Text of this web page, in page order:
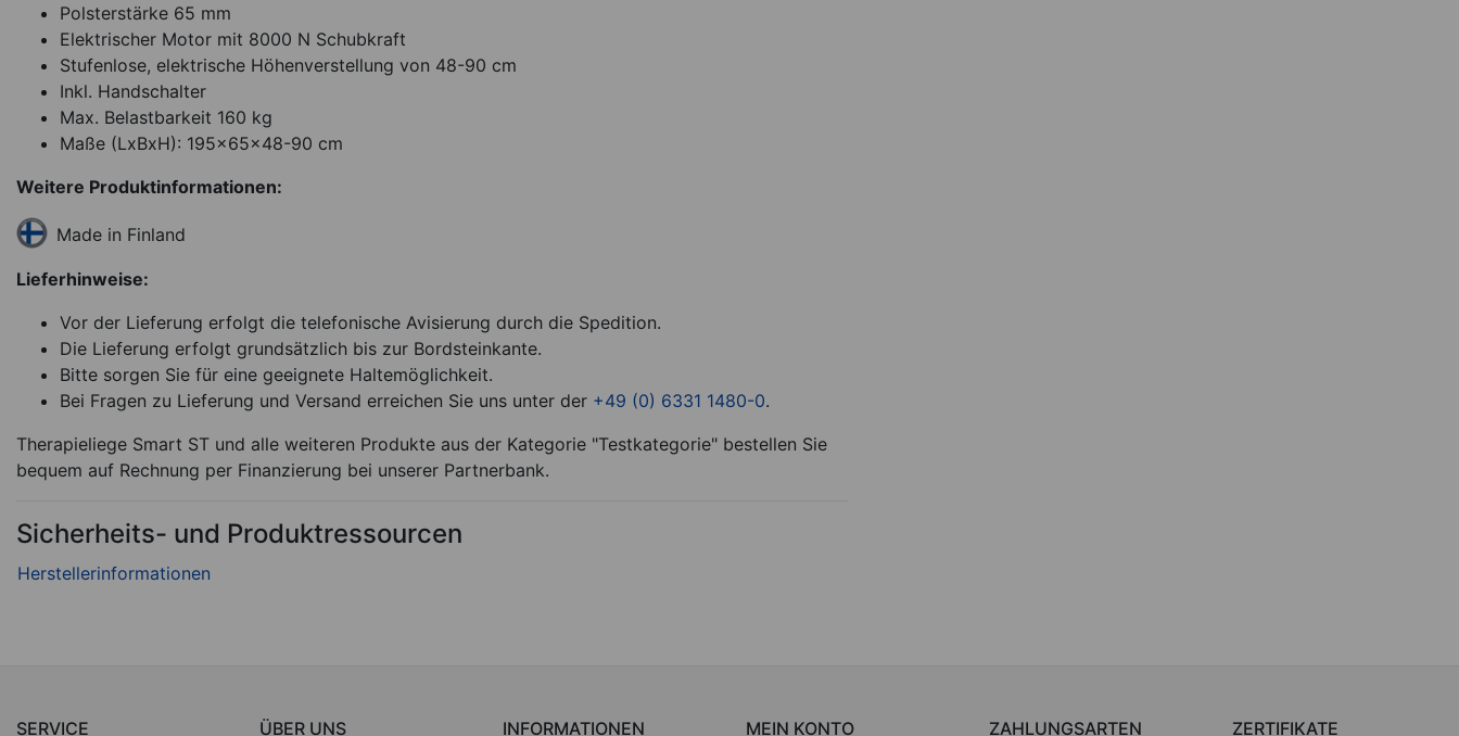
Polsterstärke 65 mm
Elektrischer Motor mit 8000 N Schubkraft
Stufenlose, elektrische Höhenverstellung von 48-90 cm
Inkl. Handschalter
Max. Belastbarkeit 160 kg
Maße (LxBxH): 195x65x48-90 cm
Weitere Produktinformationen:
Made in Finland
Lieferhinweise:
Vor der Lieferung erfolgt die telefonische Avisierung durch die Spedition.
Die Lieferung erfolgt grundsätzlich bis zur Bordsteinkante.
Bitte sorgen Sie für eine geeignete Haltemöglichkeit.
Bei Fragen zu Lieferung und Versand erreichen Sie uns unter der +49 (0) 6331 1480-0.
Therapieliege Smart ST und alle weiteren Produkte aus der Kategorie "Testkategorie" bestellen Sie
bequem auf Rechnung per Finanzierung bei unserer Partnerbank.
Sicherheits- und Produktressourcen
SERVICE ÜBER UNS INFORMATIONEN MEIN KONTO ZAHLUNGSARTEN ZERTIFIKATE